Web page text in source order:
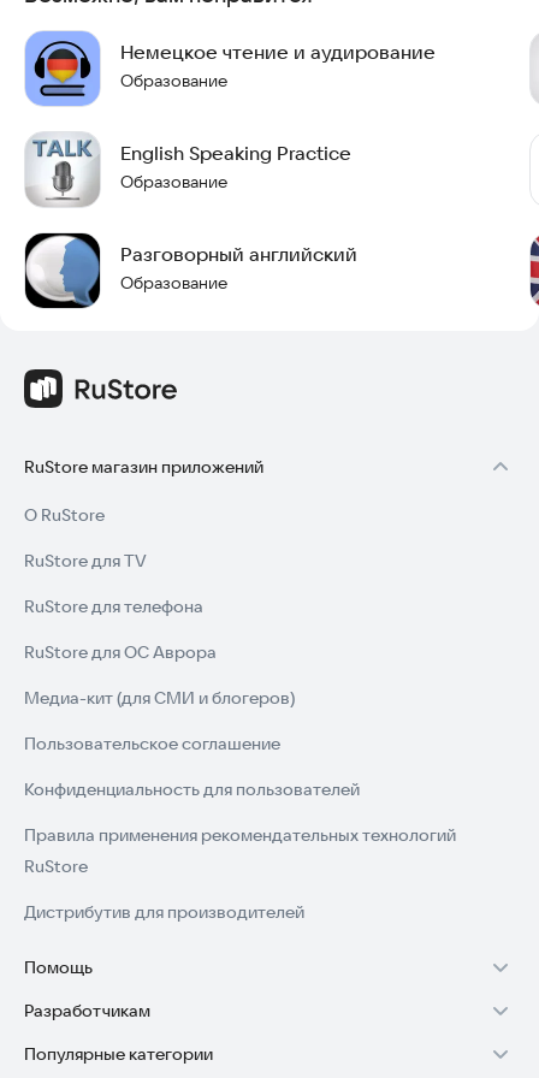
слова. Вы просто следуете за темпом рассказчика.
Если вы запутаетесь, вы всегда можете приостановить или
перемотать аудио. Однако стоит отметить, что привыкнуть к
непрерывной речи обычно не составляет труда.
Этот подход открывает прекрасную возможность
сосредоточиться на беглости речи. Вы также научитесь
лучше слышать ударения и интонацию в предложениях, что
Попробуйте установить приложение English Books прямо
сейчас и начните свой путь к свободному владению
Немецкое чтение и аудирование
Образование
English Speaking Practice
Образование
Разговорный английский
Образование
RuStore магазин приложений
О RuStore
RuStore для TV
RuStore для телефона
RuStore для ОС Аврора
Медиа-кит (для СМИ и блогеров)
Пользовательское соглашение
Конфиденциальность для пользователей
Правила применения рекомендательных технологий
RuStore
Дистрибутив для производителей
Помощь
Установка RuStore на TV
Установка RuStore на телефон
Разработчикам
Зарабатывать с RuStore
Популярные категории